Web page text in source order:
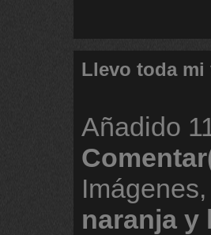
Llevo toda
Añadido
naranja y